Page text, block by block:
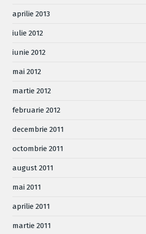
aprilie 2013
iulie 2012
iunie 2012
mai 2012
martie 2012
februarie 2012
decembrie 2011
octombrie 2011
august 2011
mai 2011
aprilie 2011
martie 2011